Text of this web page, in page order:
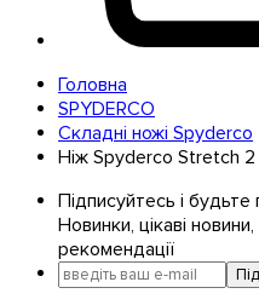
Головна
SPYDERCO
Складні ножі Spyderco
Ніж Spyderco Stretch 2
Підписуйтесь і
Новинки, цікаві
рекомендації